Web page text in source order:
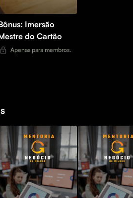
Imersão
do Cartão
Apenas para membros.